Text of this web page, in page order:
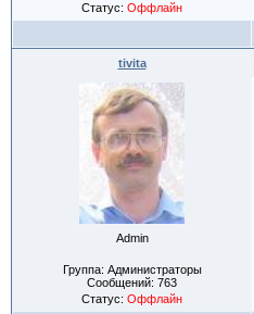
Статус: Оффлайн
tivita
Admin
Группа: Администраторы
Сообщений: 763
Статус: Оффлайн